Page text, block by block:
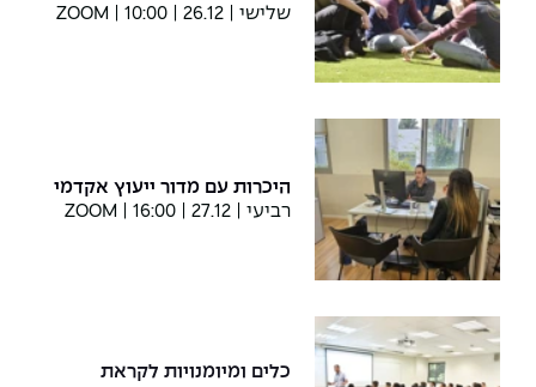
שלישי | 26.12 | 10:00 | ZOOM
היכרות עם מדור ייעוץ אקדמי
רביעי | 27.12 | 16:00 | ZOOM
כלים ומיומנויות לקראת